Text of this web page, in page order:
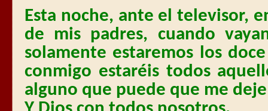
Esta noche, ante el televisor,
de mis padres, cuando
solamente estaremos los
conmigo estaréis todos
alguno que puede que me